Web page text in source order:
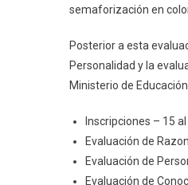
semaforización en
Posterior a esta
Personalidad y la
Ministerio de
Inscripciones – 15
Evaluación de
Evaluación de
Evaluación de